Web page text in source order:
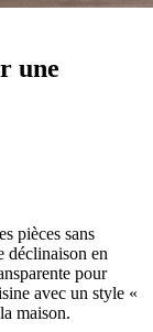
une
pièces sans
déclinaison en
pour
avec un style «
maison.